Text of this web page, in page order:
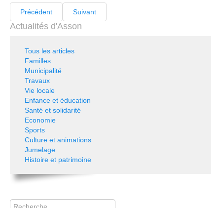
Précédent Suivant
Actualités d'Asson
Tous les articles
Familles
Municipalité
Travaux
Vie locale
Enfance et éducation
Santé et solidarité
Economie
Sports
Culture et animations
Jumelage
Histoire et patrimoine
Rechercher